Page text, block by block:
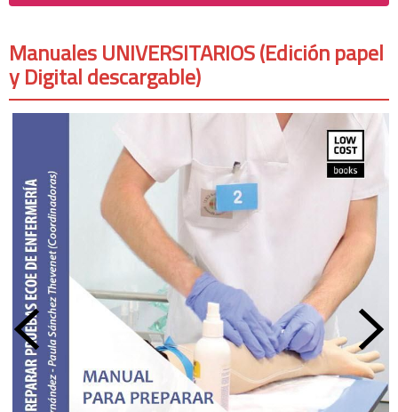
Manuales UNIVERSITARIOS (Edición papel
y Digital descargable)